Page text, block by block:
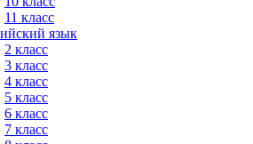
11 класс
язык
2 класс
3 класс
4 класс
5 класс
6 класс
7 класс